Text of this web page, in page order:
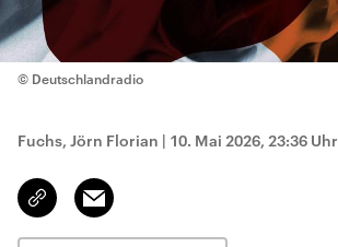
© Deutschlandradio
Fuchs, Jörn Florian | 10. Mai 2026, 23:36 Uhr
Link
kopieren/teilen
Email